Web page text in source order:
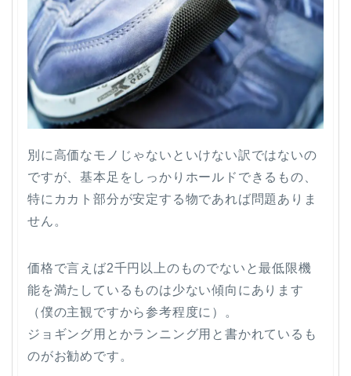
別に高価なモノじゃないといけない訳ではないの
ですが、基本足をしっかりホールドできるもの、
特にカカト部分が安定する物であれば問題ありま
せん。
価格で言えば2千円以上のものでないと最低限機
能を満たしているものは少ない傾向にあります
（僕の主観ですから参考程度に）。
ジョギング用とかランニング用と書かれているも
のがお勧めです。